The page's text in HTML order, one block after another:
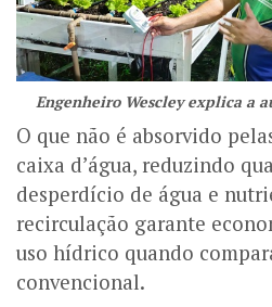
Engenheiro Wescley explica a
O que não é absorvido
caixa d’água, reduzindo
desperdício de água e
recirculação garante
uso hídrico quando
convencional.